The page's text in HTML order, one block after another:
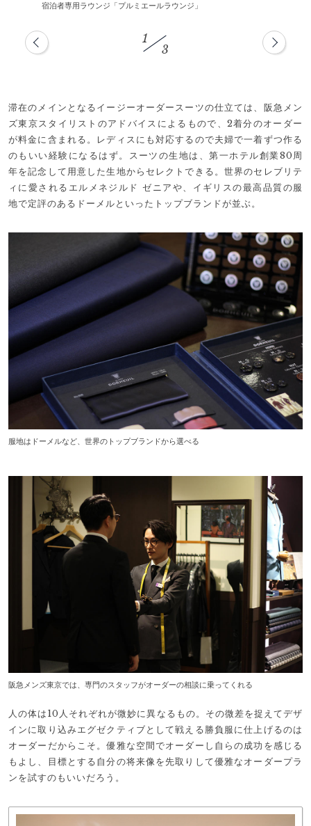
宿泊者専用ラウンジ「プルミエールラウンジ」
1
3
滞在のメインとなるイージーオーダースーツの仕立ては、阪急メン
ズ東京スタイリストのアドバイスによるもので、2着分のオーダー
が料金に含まれる。レディスにも対応するので夫婦で一着ずつ作る
のもいい経験になるはず。スーツの生地は、第一ホテル創業80周
年を記念して用意した生地からセレクトできる。世界のセレブリテ
ィに愛されるエルメネジルド ゼニアや、イギリスの最高品質の服
地で定評のあるドーメルといったトップブランドが並ぶ。
服地はドーメルなど、世界のトップブランドから選べる
阪急メンズ東京では、専門のスタッフがオーダーの相談に乗ってくれる
人の体は10人それぞれが微妙に異なるもの。その微差を捉えてデザ
インに取り込みエグゼクティブとして戦える勝負服に仕上げるのは
オーダーだからこそ。優雅な空間でオーダーし自らの成功を感じる
もよし、目標とする自分の将来像を先取りして優雅なオーダープラ
ンを試すのもいいだろう。